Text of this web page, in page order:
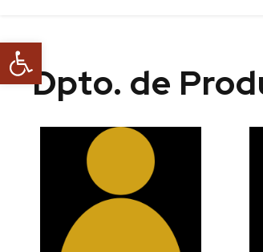
Abrir barra de
Dpto. de